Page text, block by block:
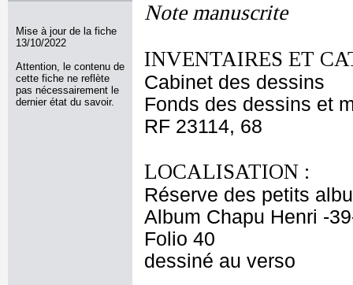
Mise à jour de la fiche
13/10/2022
Attention, le contenu de
cette fiche ne reflète
pas nécessairement le
dernier état du savoir.
Note manuscrite
INVENTAIRES ET
Cabinet des dessins
Fonds des dessins et
RF 23114, 68
LOCALISATION :
Réserve des petits
Album Chapu Henri -
Folio 40
dessiné au verso